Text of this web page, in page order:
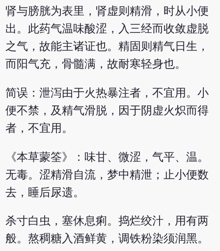
肾与膀胱为表里，肾虚则精滑，时从小便
出。此药气温味酸涩，入三经而收敛虚脱
之气，故能主诸证也。精固则精气日生，
而阳气充，骨髓满，故耐寒轻身也。
简误：泄泻由于火热暴注者，不宜用。小
便不禁，及精气滑脱，因于阴虚火炽而得
者，不宜用。
《本草蒙筌》：味甘、微涩，气平、温。
无毒。涩精滑自流，梦中精泄；止小便数
去，睡后尿遗。
杀寸白虫，塞休息痢。捣烂绞汁，用有两
般。熬稠糖入酒鲜黄，调铁粉染须润黑。